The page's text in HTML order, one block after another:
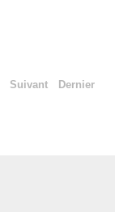
Suivant Dernier